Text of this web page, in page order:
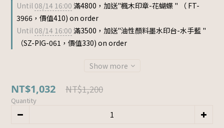
Until 08/14 16:00 滿4800，加送"楓木印章-花蝴蝶 " （ FT-
3966，價值410) on order
Until 08/14 16:00 滿3500，加送"油性顏料墨水印台-水手藍 "
（SZ-PIG-061，價值330) on order
Show more
NT$1,032 NT$1,200
Quantity